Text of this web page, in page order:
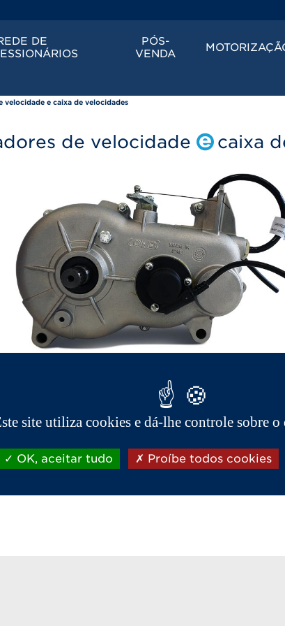
DE
PÓS-
VENDA
velocidade e caixa de velocidades
de velocidade caixa
velocidades são especificamente
também peças essenciais para o
complexas do veículo. Como tal, necessitam
escolhido pela Aixam e as peças de
aprovadas da AIXAM. Isto irá
site utiliza cookies e dá-lhe controle sobre
OK, aceitar tudo Proíbe todos cookies